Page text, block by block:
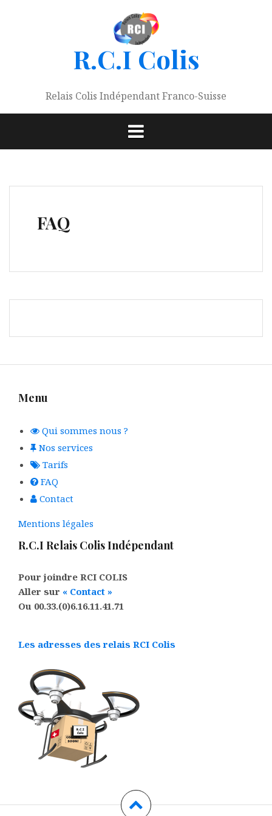
R.C.I Colis
Relais Colis Indépendant Franco-Suisse
FAQ
Menu
Qui sommes nous ?
Nos services
Tarifs
FAQ
Contact
Mentions légales
R.C.I Relais Colis Indépendant
Pour joindre RCI COLIS
Aller sur « Contact »
Ou 00.33.(0)6.16.11.41.71
Les adresses des relais RCI Colis